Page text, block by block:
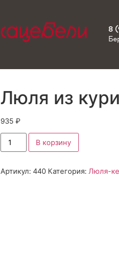
8
Люля из
935 ₽
В корзину
Артикул: 440 Категория: Люля-